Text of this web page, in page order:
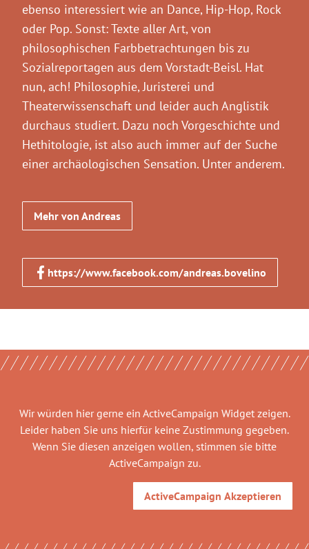
ebenso interessiert wie an Dance, Hip-Hop, Rock
oder Pop. Sonst: Texte aller Art, von
philosophischen Farbbetrachtungen bis zu
Sozialreportagen aus dem Vorstadt-Beisl. Hat
nun, ach! Philosophie, Juristerei und
Theaterwissenschaft und leider auch Anglistik
durchaus studiert. Dazu noch Vorgeschichte und
Hethitologie, ist also auch immer auf der Suche
einer archäologischen Sensation. Unter anderem.
Mehr von Andreas
https://www.facebook.com/andreas.bovelino
Wir würden hier gerne ein ActiveCampaign Widgetzeigen.
Leider haben Sie uns hierfür keine Zustimmung gegeben.
Wenn Sie diesen anzeigen wollen, stimmen sie bitte
ActiveCampaign zu.
ActiveCampaign Akzeptieren